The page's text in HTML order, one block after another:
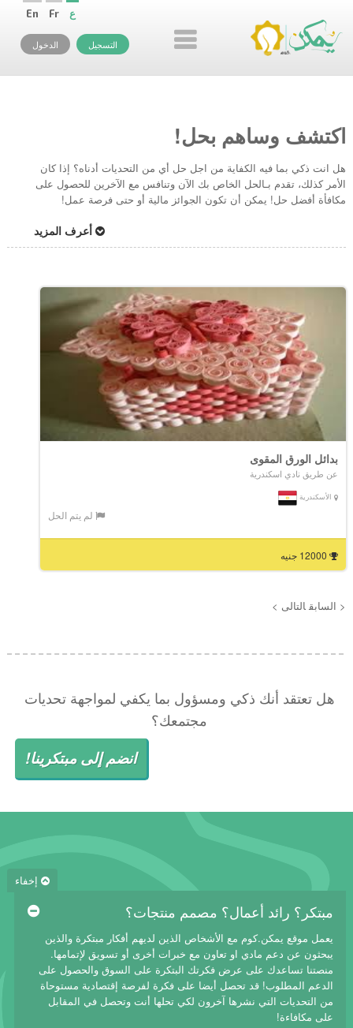
En Fr ع
التسجيل الدخول
اكتشف وساهم بحل!
هل انت ذكي بما فيه الكفاية من اجل حل أي من التحديات أدناه؟ إذا كان
الأمر كذلك، تقدم بـالحل الخاص بك الآن وتنافس مع الآخرين للحصول على
مكافأة أفضل حل! يمكن أن تكون الجوائز مالية أو حتى فرصة عمل!
أعرف المزيد
بدائل الورق المقوى
عن طريق نادي اسكندرية
الأسكندرية
لم يتم الحل
12000 جنيه
< السابق التالى >
هل تعتقد أنك ذكي ومسؤول بما يكفي لمواجهة تحديات
مجتمعك؟
انضم إلى مبتكرينا!
إخفاء
مبتكر؟ رائد أعمال؟ مصمم منتجات؟
يعمل موقع يمكن.كوم مع الأشخاص الذين لديهم أفكار مبتكرة والذين
يبحثون عن دعم مادي او تعاون مع خبرات أخرى أو تسويق لإتمامها.
منصتنا تساعدك على عرض فكرتك البتكرة على السوق والحصول على
الدعم المطلوب! قد تحصل أيضا على فكرة لفرصة إقتصادية مستوحاة
من التحديات التي نشرها آخرون لكي تحلها أنت وتحصل في المقابل
على مكافاءة!